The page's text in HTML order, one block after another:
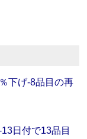
下げ‐8品目の再
日付で13品目